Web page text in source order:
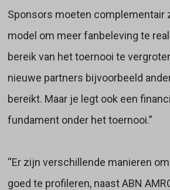
Sponsors moeten complementair
model om meer fanbeleving te
bereik van het toernooi te
nieuwe partners bijvoorbeeld
bereikt. Maar je legt ook een
fundament onder het toernooi.”
“Er zijn verschillende manieren
goed te profileren, naast ABN